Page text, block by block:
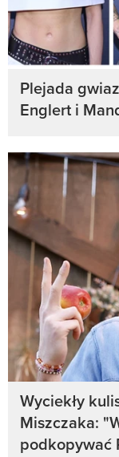
Plejada
Englert i
Wyciekły
Miszczaka:
podkopywać